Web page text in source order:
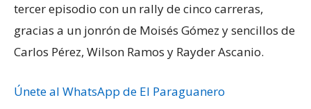
tercer episodio con un rally de cinco carreras,
gracias a un jonrón de Moisés Gómez y sencillos de
Carlos Pérez, Wilson Ramos y Rayder Ascanio.
Únete al WhatsApp de El Paraguanero